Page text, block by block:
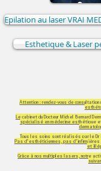
Epilation au laser VRAI
Esthetique & Laser
Attention : rendez-vous de
Le cabinet du Docteur Michel Bernard
spécialisé en médecine esthétique
Tous les soins sont réalisés par le Dr
Pas d'esthéticiennes, pas
et
Grâce à nos multiples lasers, notre